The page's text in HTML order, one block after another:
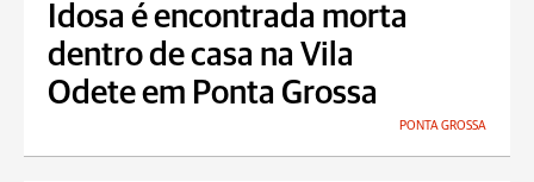
Idosa é encontrada morta
dentro de casa na Vila
Odete em Ponta Grossa
PONTA GROSSA